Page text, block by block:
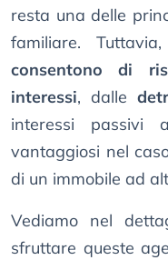
resta una delle
familiare.
consentono di
interessi, dalle
interessi passivi
vantaggiosi nel
di un immobile ad
Vediamo nel
sfruttare queste